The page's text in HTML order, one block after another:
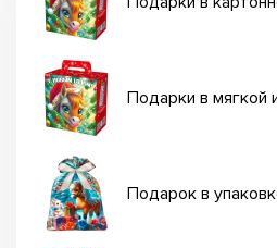
Подарки в мягкой
Подарок в